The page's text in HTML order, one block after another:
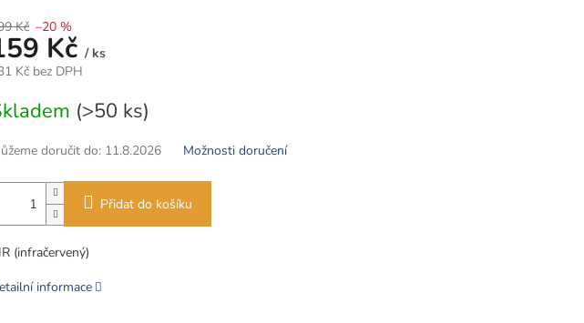
Kč –20 %
Kč / ks
Kč bez DPH
(>50 ks)
doručit do: 11.8.2026 Možnosti doručení
Přidat do košíku
(infračervený)
informace